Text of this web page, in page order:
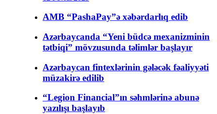
AMB “PashaPay”ə xəbərdarlıq edib
Azərbaycanda “Yeni büdcə mexanizminin
tətbiqi” mövzusunda təlimlər başlayır
Azərbaycan fintexlərinin gələcək fəaliyyəti
müzakirə edilib
“Legion Financial”ın səhmlərinə abunə
yazılışı başlayıb